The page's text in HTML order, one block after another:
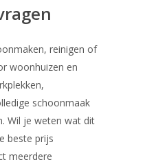
reinigen of
woonhuizen en
schoonmaak
Wil je weten wat dit
beste prijs
meerdere